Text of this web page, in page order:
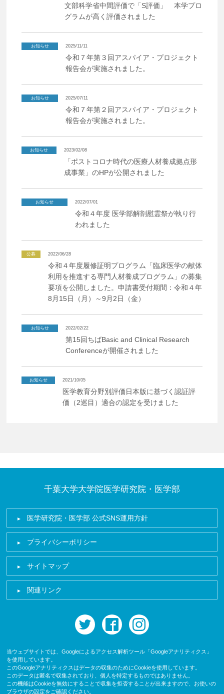
文部科学省中間評価で「S評価」 本学プロ
グラムが高く評価されました
お知らせ 2025/11/11
令和７年第３回アスパイア・プロジェクト
報告会が実施されました。
お知らせ 2025/07/11
令和７年第２回アスパイア・プロジェクト
報告会が実施されました。
お知らせ 2023/02/08
「ポストコロナ時代の医療人材養成拠点形
成事業」のHPが公開されました
お知らせ 2022/07/01
令和４年度 医学部解剖慰霊祭が執り⾏
われました
公募 2022/06/28
令和４年度履修証明プログラム「臨床医学の献体
利用を推進する専門人材養成プログラム」の募集
要項を公開しました。申請書受付期間：令和４年
8月15日（月）～9月2日（金）
お知らせ 2022/02/22
第15回ちばBasic and Clinical Research
Conferenceが開催されました
お知らせ 2021/10/05
医学教育分野別評価日本版に基づく認証評
価（2巡目）適合の認定を受けました
千葉大学大学院医学研究院・医学部
医学研究院・医学部 公式SNS運用方針
プライバシーポリシー
サイトマップ
関連リンク
twitter facebook
当ウェブサイトでは、Googleによるアクセス解析ツール「Googleアナリティクス」
を使用しています。
このGoogleアナリティクスはデータの収集のためにCookieを使用しています。
このデータは匿名で収集されており、個人を特定するものではありません。
この機能はCookieを無効にすることで収集を拒否することが出来ますので、お使いの
ブラウザの設定をご確認ください。